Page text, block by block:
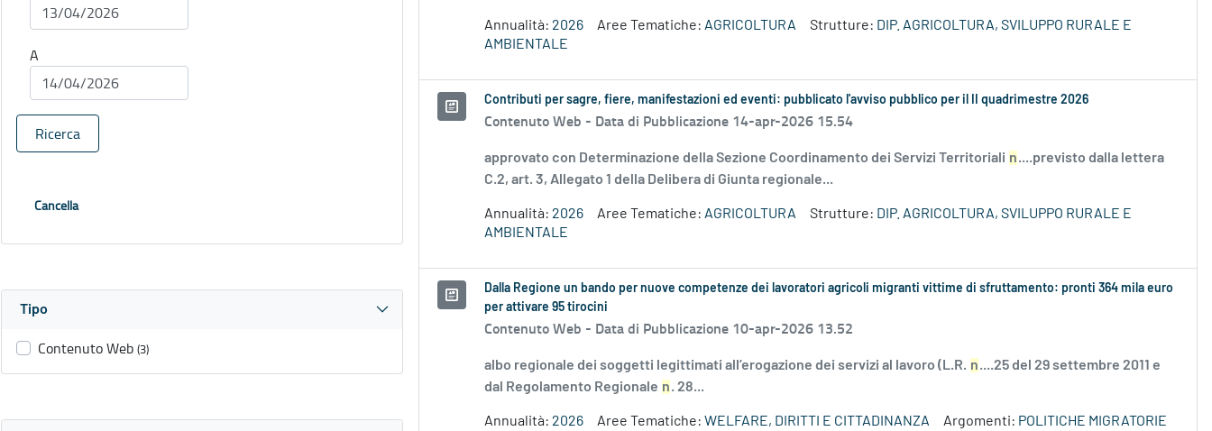
A
Ricerca
Cancella
Tipo
Contenuto Web (3)
Annualità: 2026 Aree Tematiche: AGRICOLTURA Strutture: DIP. AGRICOLTURA, SVILUPPO RURALE E
AMBIENTALE
Contributi per sagre, fiere, manifestazioni ed eventi: pubblicato l'avviso pubblico per il II quadrimestre 2026
Contenuto Web - Data di Pubblicazione 14-apr-2026 15.54
approvato con Determinazione della Sezione Coordinamento dei Servizi Territoriali n....previsto dalla lettera
C.2, art. 3, Allegato 1 della Delibera di Giunta regionale...
Annualità: 2026 Aree Tematiche: AGRICOLTURA Strutture: DIP. AGRICOLTURA, SVILUPPO RURALE E
AMBIENTALE
Dalla Regione un bando per nuove competenze dei lavoratori agricoli migranti vittime di sfruttamento: pronti 364 mila euro
per attivare 95 tirocini
Contenuto Web - Data di Pubblicazione 10-apr-2026 13.52
albo regionale dei soggetti legittimati all’erogazione dei servizi al lavoro (L.R. n....25 del 29 settembre 2011 e
dal Regolamento Regionale n. 28...
Annualità: 2026 Aree Tematiche: WELFARE, DIRITTI E CITTADINANZA Argomenti: POLITICHE MIGRATORIE